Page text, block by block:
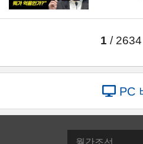
1 / 2634
PC